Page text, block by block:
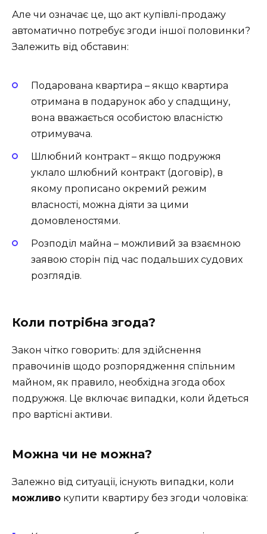
Але чи означає це, що акт купівлі-продажу
автоматично потребує згоди іншої половинки?
Залежить від обставин:
Подарована квартира – якщо квартира
отримана в подарунок або у спадщину,
вона вважається особистою власністю
отримувача.
Шлюбний контракт – якщо подружжя
уклало шлюбний контракт (договір), в
якому прописано окремий режим
власності, можна діяти за цими
домовленостями.
Розподіл майна – можливий за взаємною
заявою сторін під час подальших судових
розглядів.
Коли потрібна згода?
Закон чітко говорить: для здійснення
правочинів щодо розпорядження спільним
майном, як правило, необхідна згода обох
подружжя. Це включає випадки, коли йдеться
про вартісні активи.
Можна чи не можна?
Залежно від ситуації, існують випадки, коли
можливо купити квартиру без згоди чоловіка: